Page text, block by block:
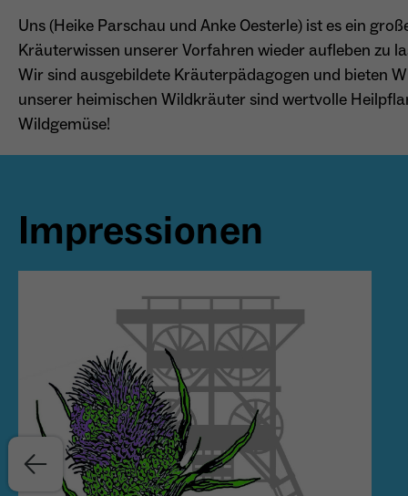
Uns (Heike Parschau und Anke Oesterle) ist es ein
Kräuterwissen unserer Vorfahren wieder aufleben zu
Wir sind ausgebildete Kräuterpädagogen und bieten
unserer heimischen Wildkräuter sind wertvolle
Wildgemüse!
Impressionen